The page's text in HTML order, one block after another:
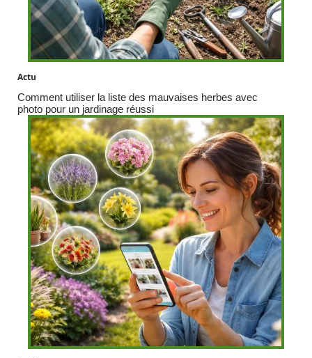
Actu
Comment utiliser la liste des mauvaises herbes avec
photo pour un jardinage réussi